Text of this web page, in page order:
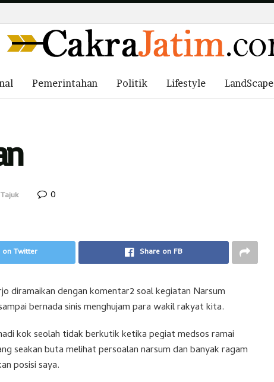
Pemerintahan Politik Lifestyle LandScape
Tajuk 0
on Twitter Share on FB
diramaikan dengan komentar2 soal kegiatan Narsum
bernada sinis menghujam para wakil rakyat kita.
kok seolah tidak berkutik ketika pegiat medsos ramai
seakan buta melihat persoalan narsum dan banyak ragam
posisi saya.